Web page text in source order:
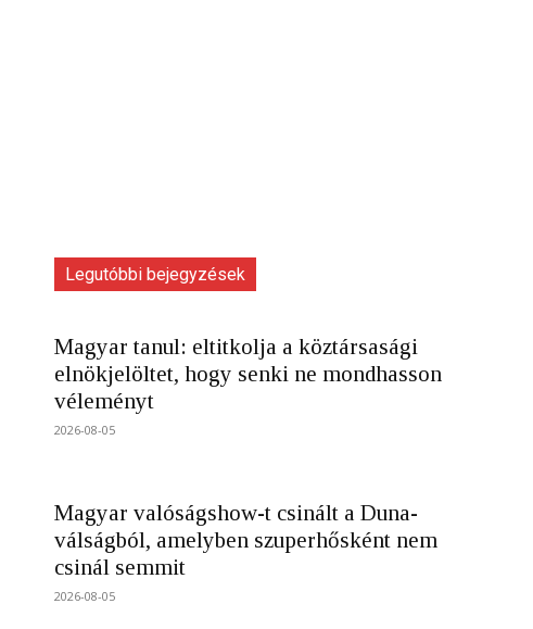
Legutóbbi bejegyzések
Magyar tanul: eltitkolja a köztársasági
elnökjelöltet, hogy senki ne mondhasson
véleményt
2026-08-05
Magyar valóságshow-t csinált a Duna-
válságból, amelyben szuperhősként nem
csinál semmit
2026-08-05